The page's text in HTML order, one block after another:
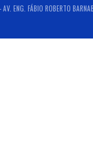
AV. ENG. FÁBIO ROBERTO